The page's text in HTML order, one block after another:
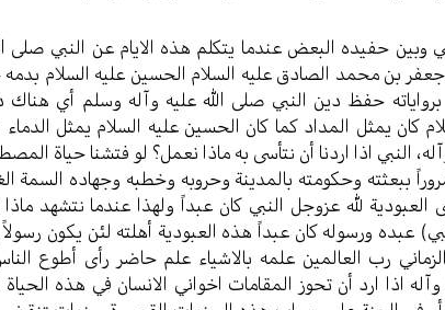
حفيده البعض عندما يتكلم هذه الايام عن النبي صلى
بن محمد الصادق عليه السلام الحسين عليه السلام بدمه
برواياته حفظ دين النبي صلى الله عليه وآله وسلم أي هناك
كان يمثل المداد كما كان الحسين عليه السلام يمثل الدماء
النبي اذا اردنا أن نتأسى به ماذا نعمل؟ لو فتشنا حياة
مروراً ببعثته وحكومته بالمدينة وحروبه وخطبه وجهاده السمة
لله عزوجل النبي كان عبداً ولهذا عندما نتشهد
عبده ورسوله كان عبداً هذه العبودية أهلته لئن يكون
رب العالمين علمه بالاشياء علم حاضر رأى أطوع
اذا ارد أن تحوز المقامات اخواني الانسان في هذه